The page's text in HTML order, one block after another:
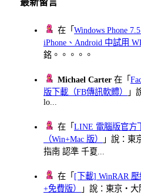
最新留言
在「Windows Phone
iPhone、Android 中試用
銘。。。。。
Michael Carter 在「
版下載（FB傳訊軟體）
」
lo...
在「LINE 電腦版官方
（Win+Mac 版）
」說：東
指南 認準 千夏...
在「 [下載] WinRAR
+免費版）
」說：東京・